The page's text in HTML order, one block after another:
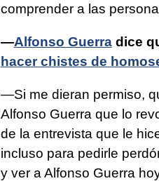
comprender a las
—Alfonso Guerradice
hacer chistes de
—Si me dieran permiso,
Alfonso Guerra que lo
de la entrevista que le
incluso para pedirle
y ver a Alfonso Guerra